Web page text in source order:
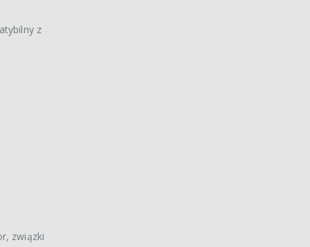
z
związki